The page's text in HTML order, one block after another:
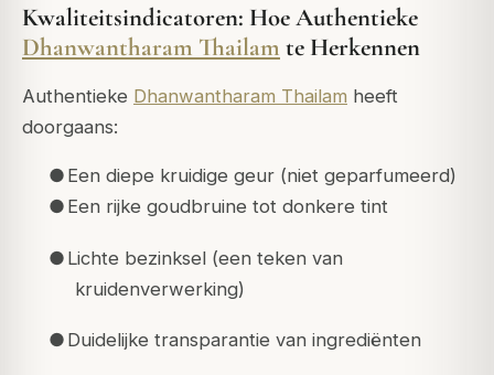
Kwaliteitsindicatoren: Hoe Authentieke
Dhanwantharam Thailam te Herkennen
Authentieke Dhanwantharam Thailam heeft
doorgaans:
● Een diepe kruidige geur (niet geparfumeerd)
● Een rijke goudbruine tot donkere tint
● Lichte bezinksel (een teken van
kruidenverwerking)
● Duidelijke transparantie van ingrediënten